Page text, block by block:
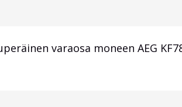
varaosa moneen AEG